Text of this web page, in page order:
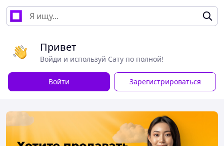
Привет
Войди и используй Сату по полной!
Войти Зарегистрироваться